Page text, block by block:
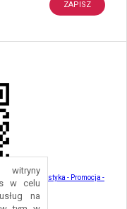
w celu
na
kliknij tu:
Turystyka - Promocja -
Ruda